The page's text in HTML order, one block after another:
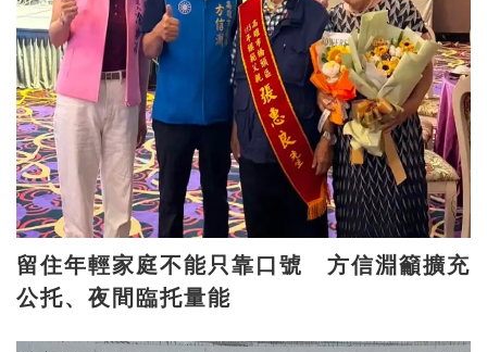
留住年輕家庭不能只靠口號 方信淵籲擴充
公托、夜間臨托量能